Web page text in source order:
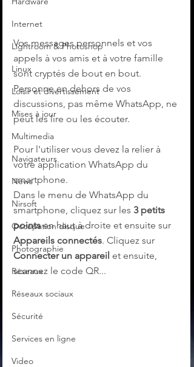
Internet
Lightroom & Photoshop
Linux
Loisir et divertissement
Mises à jour
Multimedia
Navigateurs
News
Nirsoft
Occupation disque
Photographie
Réseaux
Réseaux sociaux
Sécurité
Services en ligne
Video
Vos messages personnels et vos
appels à vos amis et à votre famille
sont cryptés de bout en bout.
Personne en dehors de vos
discussions, pas même WhatsApp, ne
peut les lire ou les écouter.
Pour l'utiliser vous devez la relier à
votre application WhatsApp du
smartphone.
Dans le menu de WhatsApp du
smartphone, cliquez sur les 3 petits
points en haut à droite et ensuite sur
Appareils connectés. Cliquez sur
Connecter un appareil et ensuite,
scannez le code QR...